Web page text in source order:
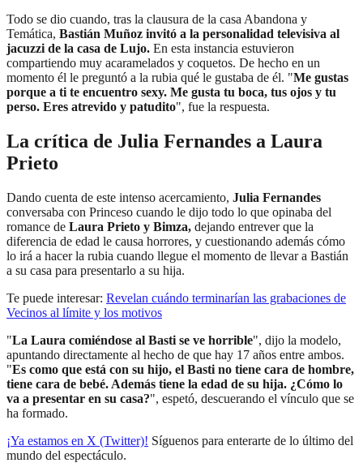
Todo se dio cuando, tras la clausura de la casa Abandona y
Temática, Bastián Muñoz invitó a la personalidad televisiva al
jacuzzi de la casa de Lujo. En esta instancia estuvieron
compartiendo muy acaramelados y coquetos. De hecho en un
momento él le preguntó a la rubia qué le gustaba de él. "Me gustas
porque a ti te encuentro sexy. Me gusta tu boca, tus ojos y tu
perso. Eres atrevido y patudito", fue la respuesta.
La crítica de Julia Fernandes a Laura
Prieto
Dando cuenta de este intenso acercamiento, Julia Fernandes
conversaba con Princeso cuando le dijo todo lo que opinaba del
romance de Laura Prieto y Bimza, dejando entrever que la
diferencia de edad le causa horrores, y cuestionando además cómo
lo irá a hacer la rubia cuando llegue el momento de llevar a Bastián
a su casa para presentarlo a su hija.
Te puede interesar: Revelan cuándo terminarían las grabaciones de
Vecinos al límite y los motivos
"La Laura comiéndose al Basti se ve horrible", dijo la modelo,
apuntando directamente al hecho de que hay 17 años entre ambos.
"Es como que está con su hijo, el Basti no tiene cara de hombre,
tiene cara de bebé. Además tiene la edad de su hija. ¿Cómo lo
va a presentar en su casa?", espetó, descuerando el vínculo que se
ha formado.
¡Ya estamos en X (Twitter)! Síguenos para enterarte de lo último del
mundo del espectáculo.